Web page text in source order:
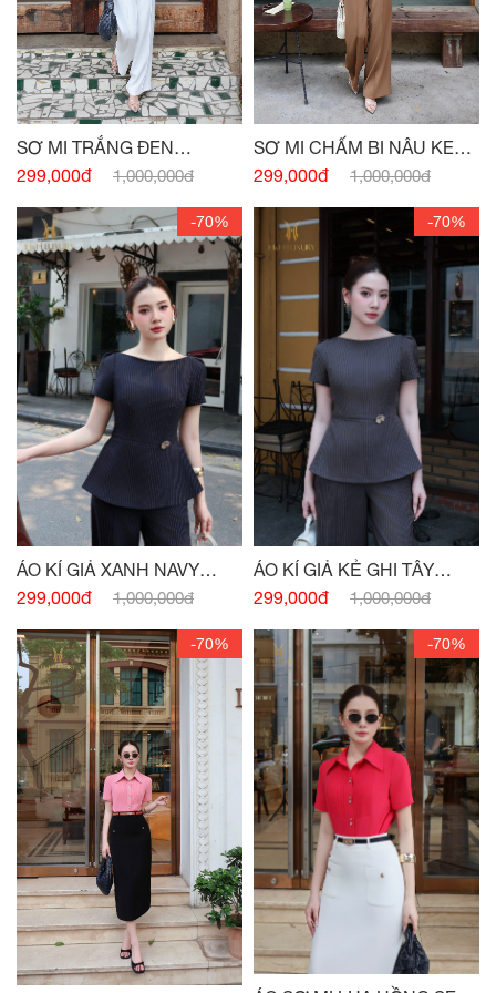
SƠ MI TRẮNG ĐEN
PEPLUM NƠ EO
299,000đ 1,000,000đ
SƠ MI CHẤM BI NÂU KEM
PEPLUM
299,000đ 1,000,000đ
-70%
ÁO KÍ GIẢ XANH NAVY
ĐÍNH CHARM
299,000đ 1,000,000đ
-70%
ÁO KÍ GIẢ KẺ GHI TÂY
ĐÍNH CHARM EO
299,000đ 1,000,000đ
-70% -70%